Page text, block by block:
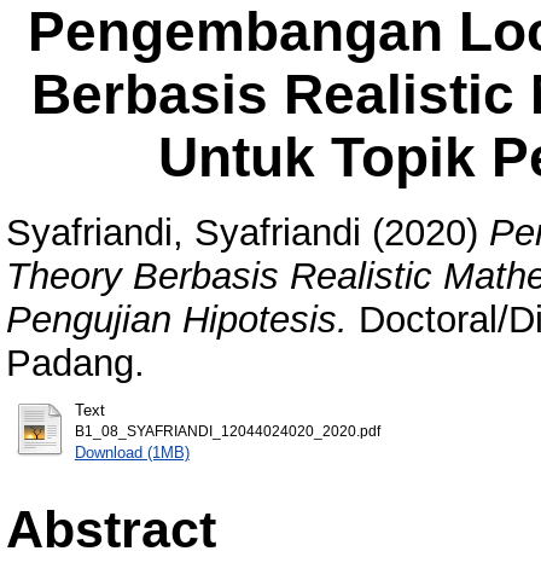
Pengembangan
Berbasis Realistic
Untuk Topik
Syafriandi, Syafriandi (2020)
Theory Berbasis Realistic
Pengujian Hipotesis. Doctoral/
Padang.
Text
B1_08_SYAFRIANDI_12044024020_2020.pdf
Download (1MB)
Abstract